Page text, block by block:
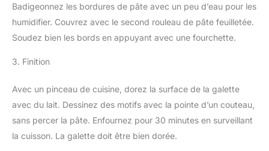
Badigeonnez les bordures de pâte avec un peu d’eau pour les
humidifier. Couvrez avec le second rouleau de pâte feuilletée.
Soudez bien les bords en appuyant avec une fourchette.
3. Finition
Avec un pinceau de cuisine, dorez la surface de la galette
avec du lait. Dessinez des motifs avec la pointe d’un couteau,
sans percer la pâte. Enfournez pour 30 minutes en surveillant
la cuisson. La galette doit être bien dorée.